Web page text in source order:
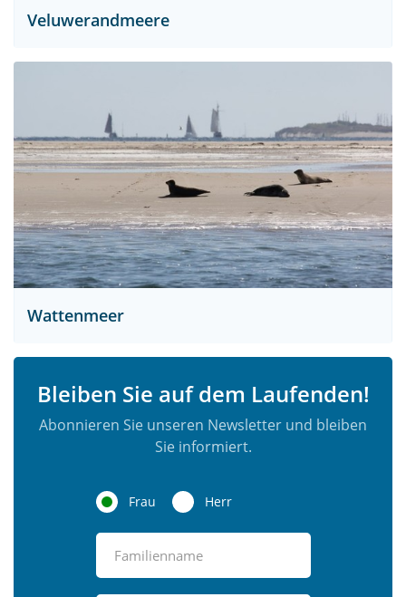
Veluwerandmeere
Wattenmeer
Bleiben Sie auf dem Laufenden!
Abonnieren Sie unseren Newsletter und bleiben
Sie informiert.
Frau Herr